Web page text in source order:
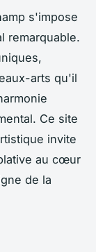
s'impose
remarquable.
arts qu'il
Ce site
invite
au cœur
de la